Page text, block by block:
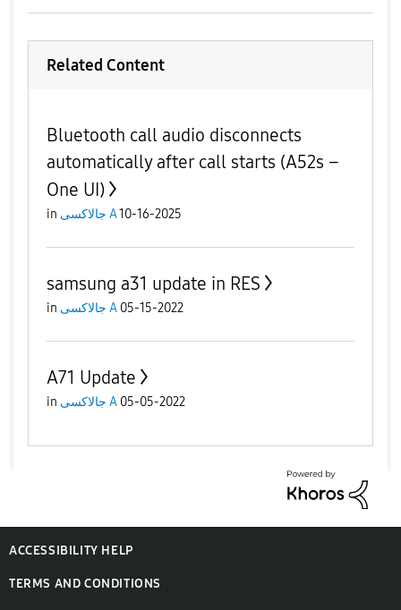
Related Content
Bluetooth call audio disconnects
automatically after call starts (A52s –
One UI)
in جالاكسى A10-16-2025
samsung a31 update in RES
in جالاكسى A 05-15-2022
A71 Update
in جالاكسى A 05-05-2022
ACCESSIBILITY HELP
TERMS AND CONDITIONS